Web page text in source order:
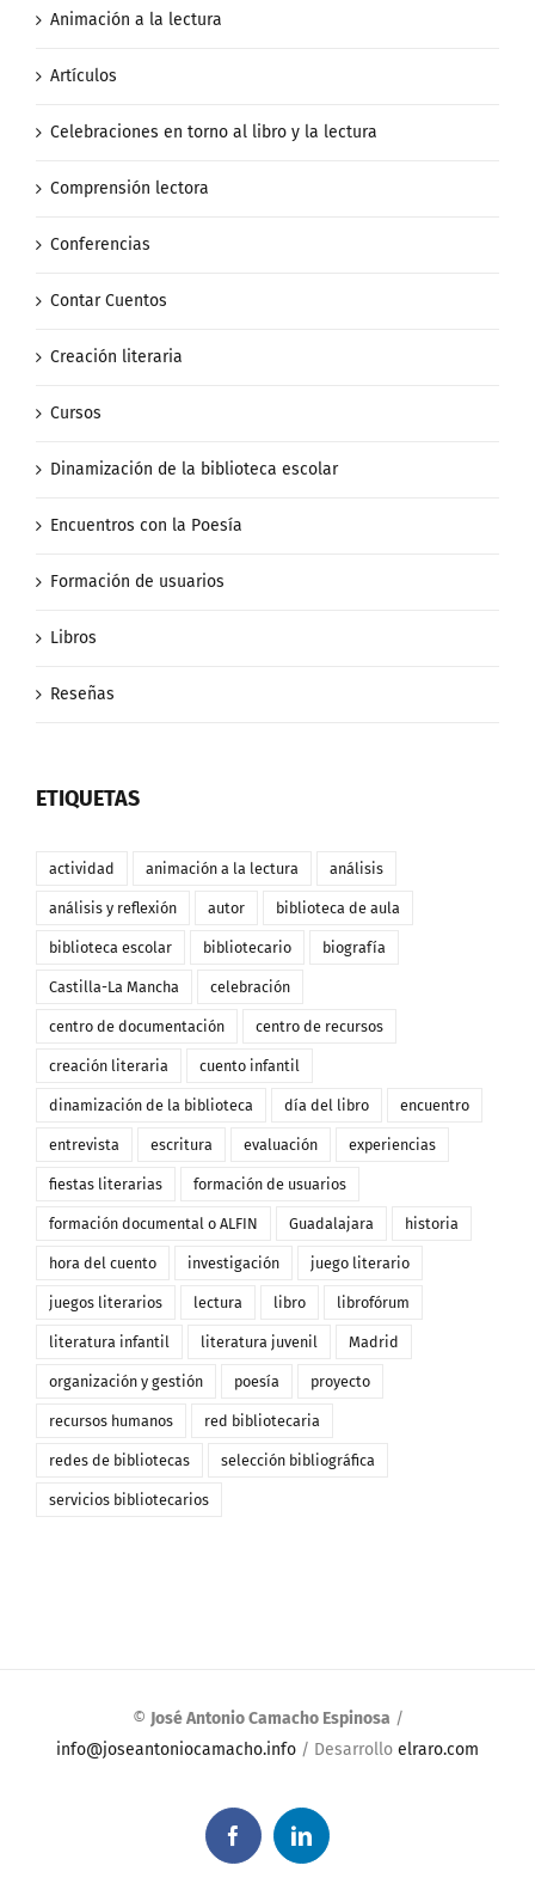
Animación a la lectura
Artículos
Celebraciones en torno al libro y la lectura
Comprensión lectora
Conferencias
Contar Cuentos
Creación literaria
Cursos
Dinamización de la biblioteca escolar
Encuentros con la Poesía
Formación de usuarios
Libros
Reseñas
ETIQUETAS
actividad animación a la lectura análisis
análisis y reflexión autor biblioteca de aula
biblioteca escolar bibliotecario biografía
Castilla-La Mancha celebración
centro de documentación centro de recursos
creación literaria cuento infantil
dinamización de la biblioteca día del libro encuentro
entrevista escritura evaluación experiencias
fiestas literarias formación de usuarios
formación documental o ALFIN Guadalajara historia
hora del cuento investigación juego literario
juegos literarios lectura libro librofórum
literatura infantil literatura juvenil Madrid
organización y gestión poesía proyecto
recursos humanos red bibliotecaria
redes de bibliotecas selección bibliográfica
servicios bibliotecarios
© José Antonio Camacho Espinosa /
info@joseantoniocamacho.info / Desarrollo elraro.com
FacebookLinkedIn